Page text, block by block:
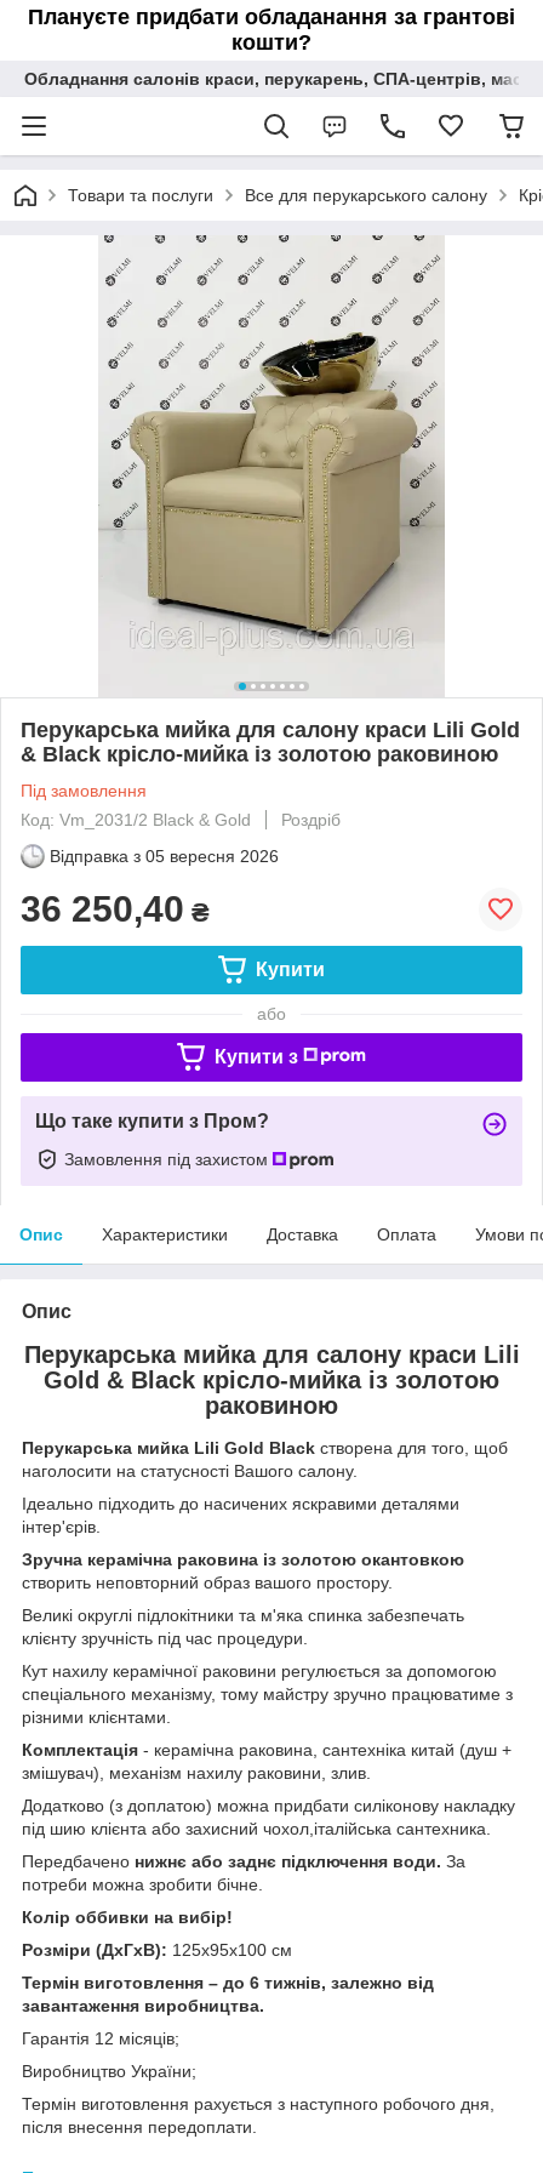
Плануєте придбати обладанання за грантові
кошти?
Обладнання салонів краси, перукарень, СПА-центрів,
Товари та послуги Все для перукарського салону
Перукарська мийка для салону краси Lili Gold
& Black крісло-мийка із золотою раковиною
Під замовлення
Код: Vm_2031/2 Black & Gold
Роздріб
Відправка з 05 вересня 2026
36 250,40 ₴
Купити
або
Купити з
Що таке купити з Пром?
Замовлення під захистом
Опис Характеристики Доставка Оплата Умови
Опис
Перукарська мийка для салону краси Lili
Gold & Black крісло-мийка із золотою
раковиною
Перукарська мийка Lili Gold Black створена для того, щоб
наголосити на статусності Вашого салону.
Ідеально підходить до насичених яскравими деталями
інтер'єрів.
Зручна керамічна раковина із золотою окантовкою
створить неповторний образ вашого простору.
Великі округлі підлокітники та м'яка спинка забезпечать
клієнту зручність під час процедури.
Кут нахилу керамічної раковини регулюється за допомогою
спеціального механізму, тому майстру зручно працюватиме з
різними клієнтами.
Комплектація - керамічна раковина, сантехніка китай (душ +
змішувач), механізм нахилу раковини, злив.
Додатково (з доплатою) можна придбати силіконову накладку
під шию клієнта або захисний чохол,італійська сантехника.
Передбачено нижнє або заднє підключення води. За
потреби можна зробити бічне.
Колір оббивки на вибір!
Розміри (ДхГхВ): 125х95х100 см
Термін виготовлення – до 6 тижнів, залежно від
завантаження виробництва.
Гарантія 12 місяців;
Виробництво України;
Термін виготовлення рахується з наступного робочого дня,
після внесення передоплати.